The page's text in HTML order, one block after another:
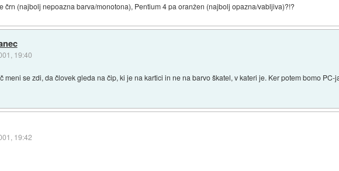
črn (najbolj nepoazna barva/monotona), Pentium 4 pa oranžen (najbolj opazna/vabljiva)?!?
19:40
meni se zdi, da človek gleda na čip, ki je na kartici in ne na barvo škatel, v kateri je. Ker potem bomo
19:42